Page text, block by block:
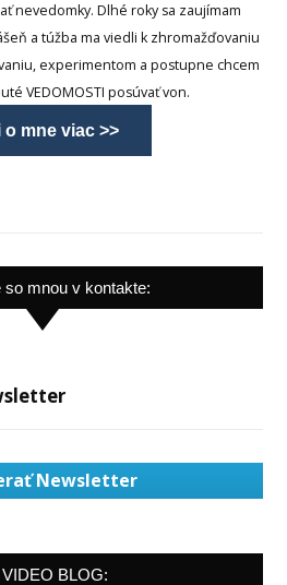
nevedomky. Dlhé roky sa zaujímam
a túžba ma viedli k zhromažďovaniu
experimentom a postupne chcem
VEDOMOSTI posúvať von.
o mne viac >>
so mnou v kontakte:
Newsletter
VIDEO BLOG: